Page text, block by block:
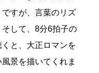
すが、言葉のリズ
して、8分6拍子の
と、大正ロマンを
景を描いてくれま